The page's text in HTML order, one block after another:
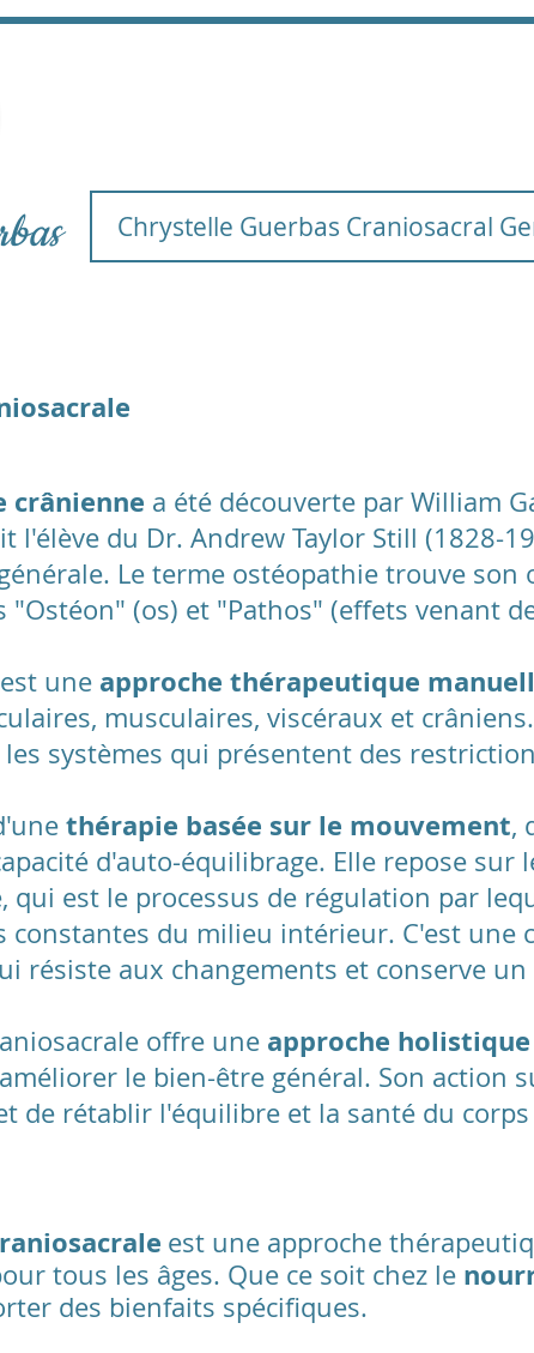
Chrystelle Guerbas Craniosacral
crânienne a été découverte par William
l'élève du Dr. Andrew Taylor Still (1828-
Le terme ostéopathie trouve son
"Ostéon" (os) et "Pathos" (effets venant
une approche thérapeutique
musculaires, viscéraux et
systèmes qui présentent des
thérapie basée sur le mouvement,
d'auto-équilibrage. Elle repose sur
qui est le processus de régulation par
constantes du milieu intérieur. C'est une
résiste aux changements et conserve
offre une approche holistique
le bien-être général. Son action
de rétablir l'équilibre et la santé du
est une approche
tous les âges. Que ce soit chez le
des bienfaits spécifiques.